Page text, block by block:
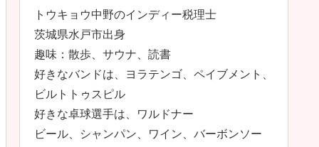
トウキョウ中野のインディー税理士
茨城県水戸市出身
趣味：散歩、サウナ、読書
好きなバンドは、ヨラテンゴ、ペイブメント、
ビルトトゥスピル
好きな卓球選手は、ワルドナー
ビール、シャンパン、ワイン、バーボンソー